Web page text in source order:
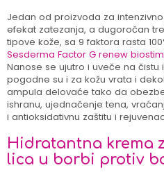
Jedan od proizvoda za
efekat zatezanja, a dugoročan
tipove kože, sa 9 faktora rasta
Sesderma Factor G renew
Nanose se ujutro i uveče na čistu
pogodne su i za kožu vrata i
ampula delovaće tako da
ishranu, ujednačenje tena,
i antioksidativnu zaštitu i
Hidratantna krema
lica u borbi protiv